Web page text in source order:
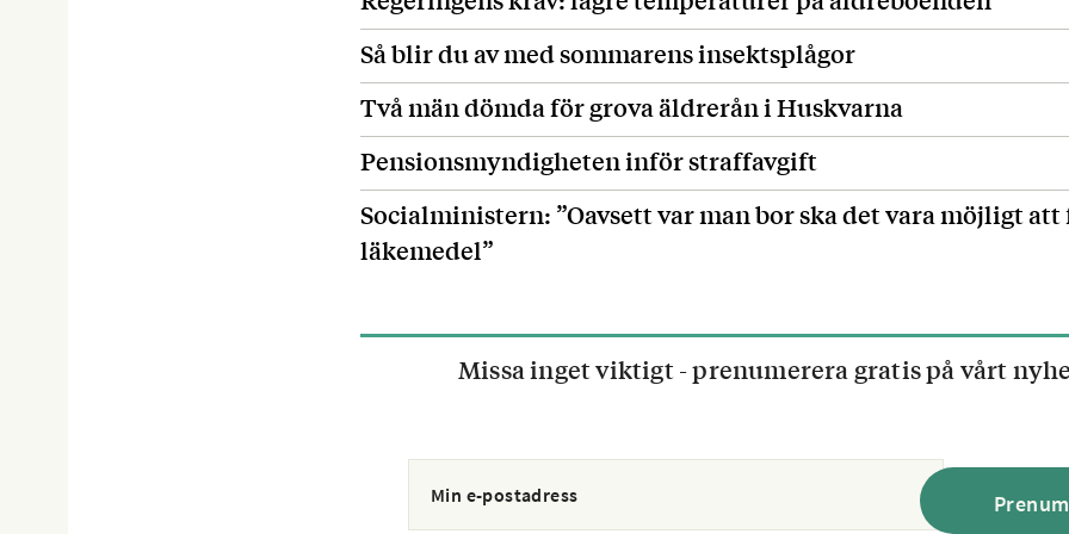
Så blir du av med sommarens insektsplågor
Två män dömda för grova äldrerån i Huskvarna
Pensionsmyndigheten inför straffavgift
Socialministern: ”Oavsett var man bor ska det vara möjligt att
läkemedel”
Missa inget viktigt - prenumerera gratis på vårt